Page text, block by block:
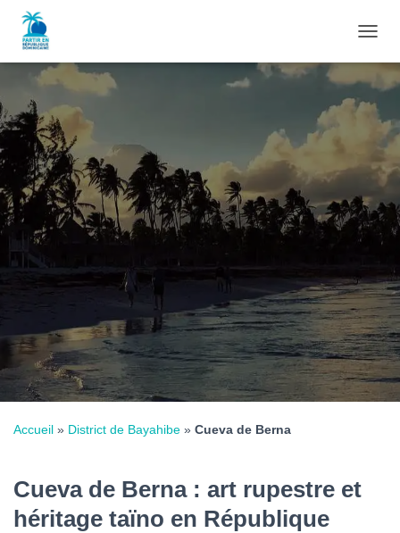
É
L
N
A
A
T
I
O
N
Accueil » District de Bayahibe » Cueva de Berna
Cueva de Berna : art rupestre et
héritage taïno en République